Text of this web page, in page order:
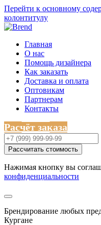
Перейти к основному
колонтитулу
Главная
О нас
Помощь дизайнера
Как заказать
Доставка и оплата
Оптовикам
Партнерам
Контакты
Расчёт заказа
Рассчитать стоимость
Нажимая кнопку вы
конфиденциальности
Брендирование любых
Кургане